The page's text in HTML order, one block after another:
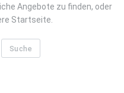
Angebote zu finden, oder
Startseite.
Suche